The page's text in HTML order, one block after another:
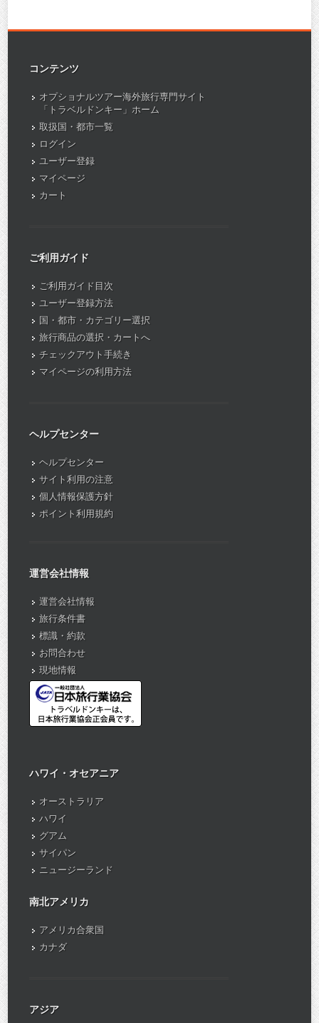
コンテンツ
オプショナルツアー海外旅行専門サイト
「トラベルドンキー」ホーム
取扱国・都市一覧
ログイン
ユーザー登録
マイページ
カート
ご利用ガイド
ご利用ガイド目次
ユーザー登録方法
国・都市・カテゴリー選択
旅行商品の選択・カートへ
チェックアウト手続き
マイページの利用方法
ヘルプセンター
ヘルプセンター
サイト利用の注意
個人情報保護方針
ポイント利用規約
運営会社情報
運営会社情報
旅行条件書
標識・約款
お問合わせ
現地情報
ハワイ・オセアニア
オーストラリア
ハワイ
グアム
サイパン
ニュージーランド
南北アメリカ
アメリカ合衆国
カナダ
アジア